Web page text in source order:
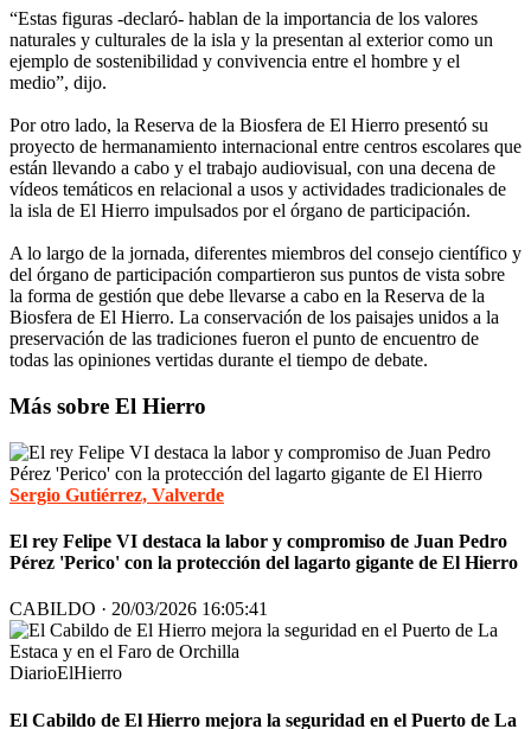
“Estas figuras -declaró- hablan de la importancia de los valores
naturales y culturales de la isla y la presentan al exterior como un
ejemplo de sostenibilidad y convivencia entre el hombre y el
medio”, dijo.
Por otro lado, la Reserva de la Biosfera de El Hierro presentó su
proyecto de hermanamiento internacional entre centros escolares que
están llevando a cabo y el trabajo audiovisual, con una decena de
vídeos temáticos en relacional a usos y actividades tradicionales de
la isla de El Hierro impulsados por el órgano de participación.
A lo largo de la jornada, diferentes miembros del consejo científico y
del órgano de participación compartieron sus puntos de vista sobre
la forma de gestión que debe llevarse a cabo en la Reserva de la
Biosfera de El Hierro. La conservación de los paisajes unidos a la
preservación de las tradiciones fueron el punto de encuentro de
todas las opiniones vertidas durante el tiempo de debate.
Más sobre El Hierro
Sergio Gutiérrez, Valverde
El rey Felipe VI destaca la labor y compromiso de Juan Pedro
Pérez 'Perico' con la protección del lagarto gigante de El Hierro
CABILDO · 20/03/2026 16:05:41
DiarioElHierro
El Cabildo de El Hierro mejora la seguridad en el Puerto de La